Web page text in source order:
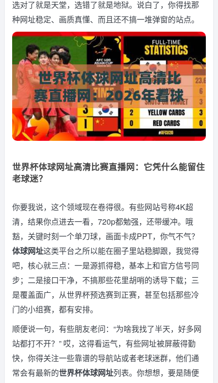
选对了就是天堂，选错了就是地狱。说白了，你得找那
种网址稳定、画质真懂、而且还不搞一堆弹窗的站点。
世界杯体球网址高清比赛直播网：它凭什么能留住
老球迷？
你要我说，这个领域现在卷得很。有些网站号称4K超
清，结果你点进去一看，720p都勉强，还带缓冲。哦
豁，关键时刻一个单刀球，画面卡成PPT，你气不气？
体球网址这类平台之所以能在圈子里站稳脚跟，我觉得
吧，核心就三点：一是源抓得稳，基本上和官方信号同
步；二是接口干净，不搞那些花里胡哨的诱导下载；三
是覆盖面广，从世界杯预选赛到正赛，甚至包括那些冷
门的小组赛，都有安排。
顺便说一句，有些朋友老问：“为啥我找了半天，好多网
站都打不开？” 哎，这得看运气，有些网址被屏蔽得勤
快，你得关注一些靠谱的导航站或者老球迷群，他们通
常会有最新的世界杯体球网址列表。你想想，要是随便